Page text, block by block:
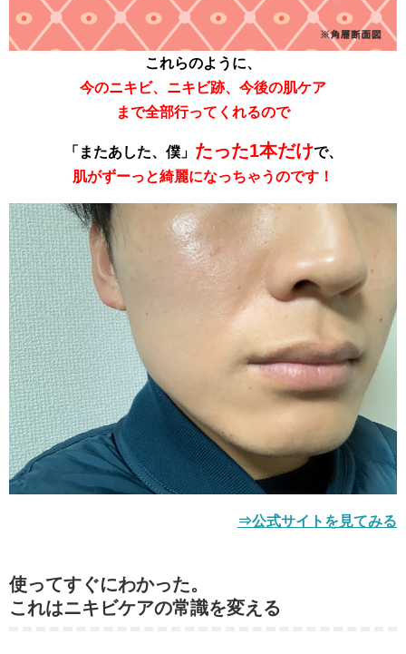
これらのように、
今のニキビ、ニキビ跡、今後の肌ケア
まで全部行ってくれるので
「またあした、僕」 たった1本だけで、
肌がずーっと綺麗になっちゃうのです！
⇒公式サイトを見てみる
使ってすぐにわかった。
これはニキビケアの常識を変える